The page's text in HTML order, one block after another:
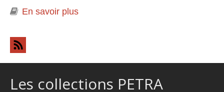
En savoir plus
Les collections PETRA